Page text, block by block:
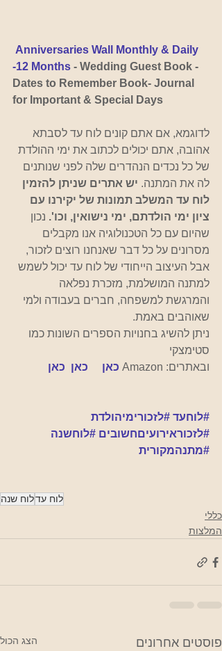
Anniversaries Wall Monthly & Daily
-12 Months - Wedding Guest Book -
Dates to Remember Book- Journal
for Important & Special Days
לדוגמא, אם אתם קונים לוח עד לסבתא
אהובה, אתם יכולים לכתוב את ימי ההולדת
של כל נכדים הנהדרים שלה לפני שנותנים
לה את המתנה. יש אתרים שניתן להזמין
לוח עד המשלב תמונות של יקירנו עם
ציון ימי הולדתם, ימי נישואין, וכו'. נכון
שהיום עם כל הטכנולוגיה אנו מקבלים
מסרונים על כל דבר שאנחנו רוצים לזכור,
אבל העיצוב הייחודי של לוח עד יכול לשמש
למתנה המושלמת, מזכרת נפלאה
והמרגשת למשפחה, חברים בעבודה ולמי
שאוהבים באמת.
ניתן להשיג בחנויות הספרים השונות כמו
סטימצקי
ובאתרים: Amazon
כאן כאן כאן
#לוחעד #לזכורימיהולדת
#לזכוראירועיםחשובים #לוחשנה
#מתנהמקורית
לוח עדלוח שנה
כללי
המלצות
פוסטים אחרונים הצג הכול